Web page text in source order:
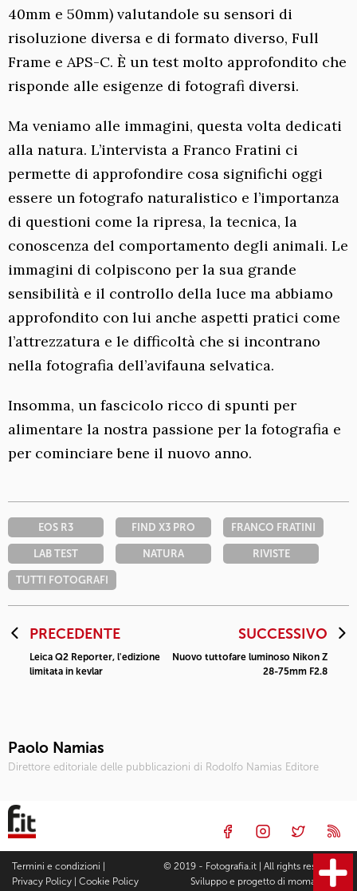
40mm e 50mm) valutandole su sensori di
risoluzione diversa e di formato diverso, Full
Frame e APS-C. È un test molto approfondito che
risponde alle esigenze di fotografi diversi.
Ma veniamo alle immagini, questa volta dedicati
alla natura. L’intervista a Franco Fratini ci
permette di approfondire cosa significhi oggi
essere un fotografo naturalistico e l’importanza
di questioni come la ripresa, la tecnica, la
conoscenza del comportamento degli animali. Le
immagini di colpiscono per la sua grande
sensibilità e il controllo della luce ma abbiamo
approfondito con lui anche aspetti pratici come
l’attrezzatura e le difficoltà che si incontrano
nella fotografia dell’avifauna selvatica.
Insomma, un fascicolo ricco di spunti per
alimentare la nostra passione per la fotografia e
per cominciare bene il nuovo anno.
EOS R3 FIND X3 PRO FRANCO FRATINI
LAB TEST NATURA RIVISTE
TUTTI FOTOGRAFI
PRECEDENTE
Leica Q2 Reporter, l'edizione
limitata in kevlar
SUCCESSIVO
Nuovo tuttofare luminoso Nikon Z
28-75mm F2.8
Paolo Namias
Direttore editoriale delle pubblicazioni di Rodolfo Namias Editore
Termini e condizioni
Privacy Policy
Cookie Policy
© 2019 - Fotografia.it | All rights reserved |
Sviluppo e progetto di moma Studio